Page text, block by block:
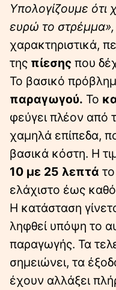
Υπολογίζουμε ότι
ευρώ το στρέμμα»,
χαρακτηριστικά,
της πίεσης που
Το βασικό
παραγωγού. Το
φεύγει πλέον από
χαμηλά επίπεδα,
βασικά κόστη. Η
10 με 25 λεπτά
ελάχιστο έως
Η κατάσταση
ληφθεί υπόψη το
παραγωγής. Τα
σημειώνει, τα
έχουν αλλάξει